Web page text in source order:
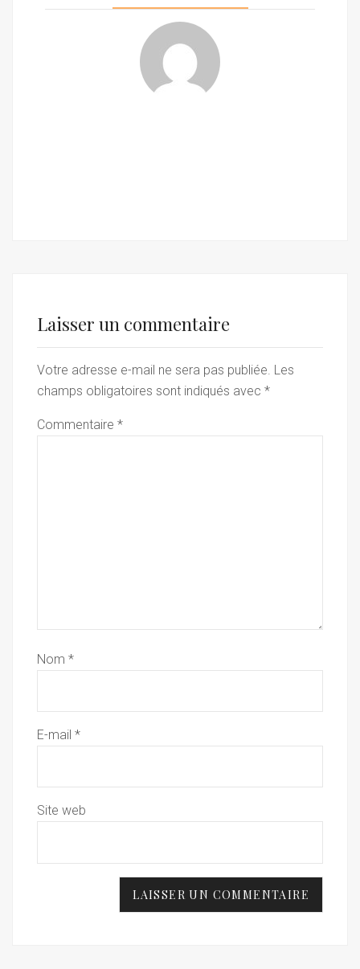
Laisser un commentaire
Votre adresse e-mail ne sera pas publiée. Les
champs obligatoires sont indiqués avec *
Commentaire *
Nom *
E-mail *
Site web